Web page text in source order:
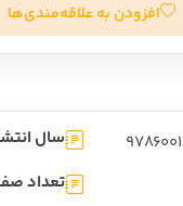
افزودن به علاقه‌مندی‌ها
سال
تعداد